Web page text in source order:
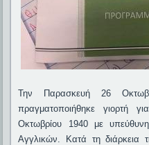
Την Παρασκευή 26
πραγματοποιήθηκε γιορτή
Οκτωβρίου 1940 με
Αγγλικών . Κατά τη διάρκεια